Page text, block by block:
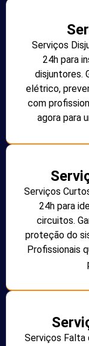
Serviços
24h para
disjuntores.
elétrico,
com
agora para
Serviços
24h para
circuitos.
proteção do
Profissionais
Serviços Falta